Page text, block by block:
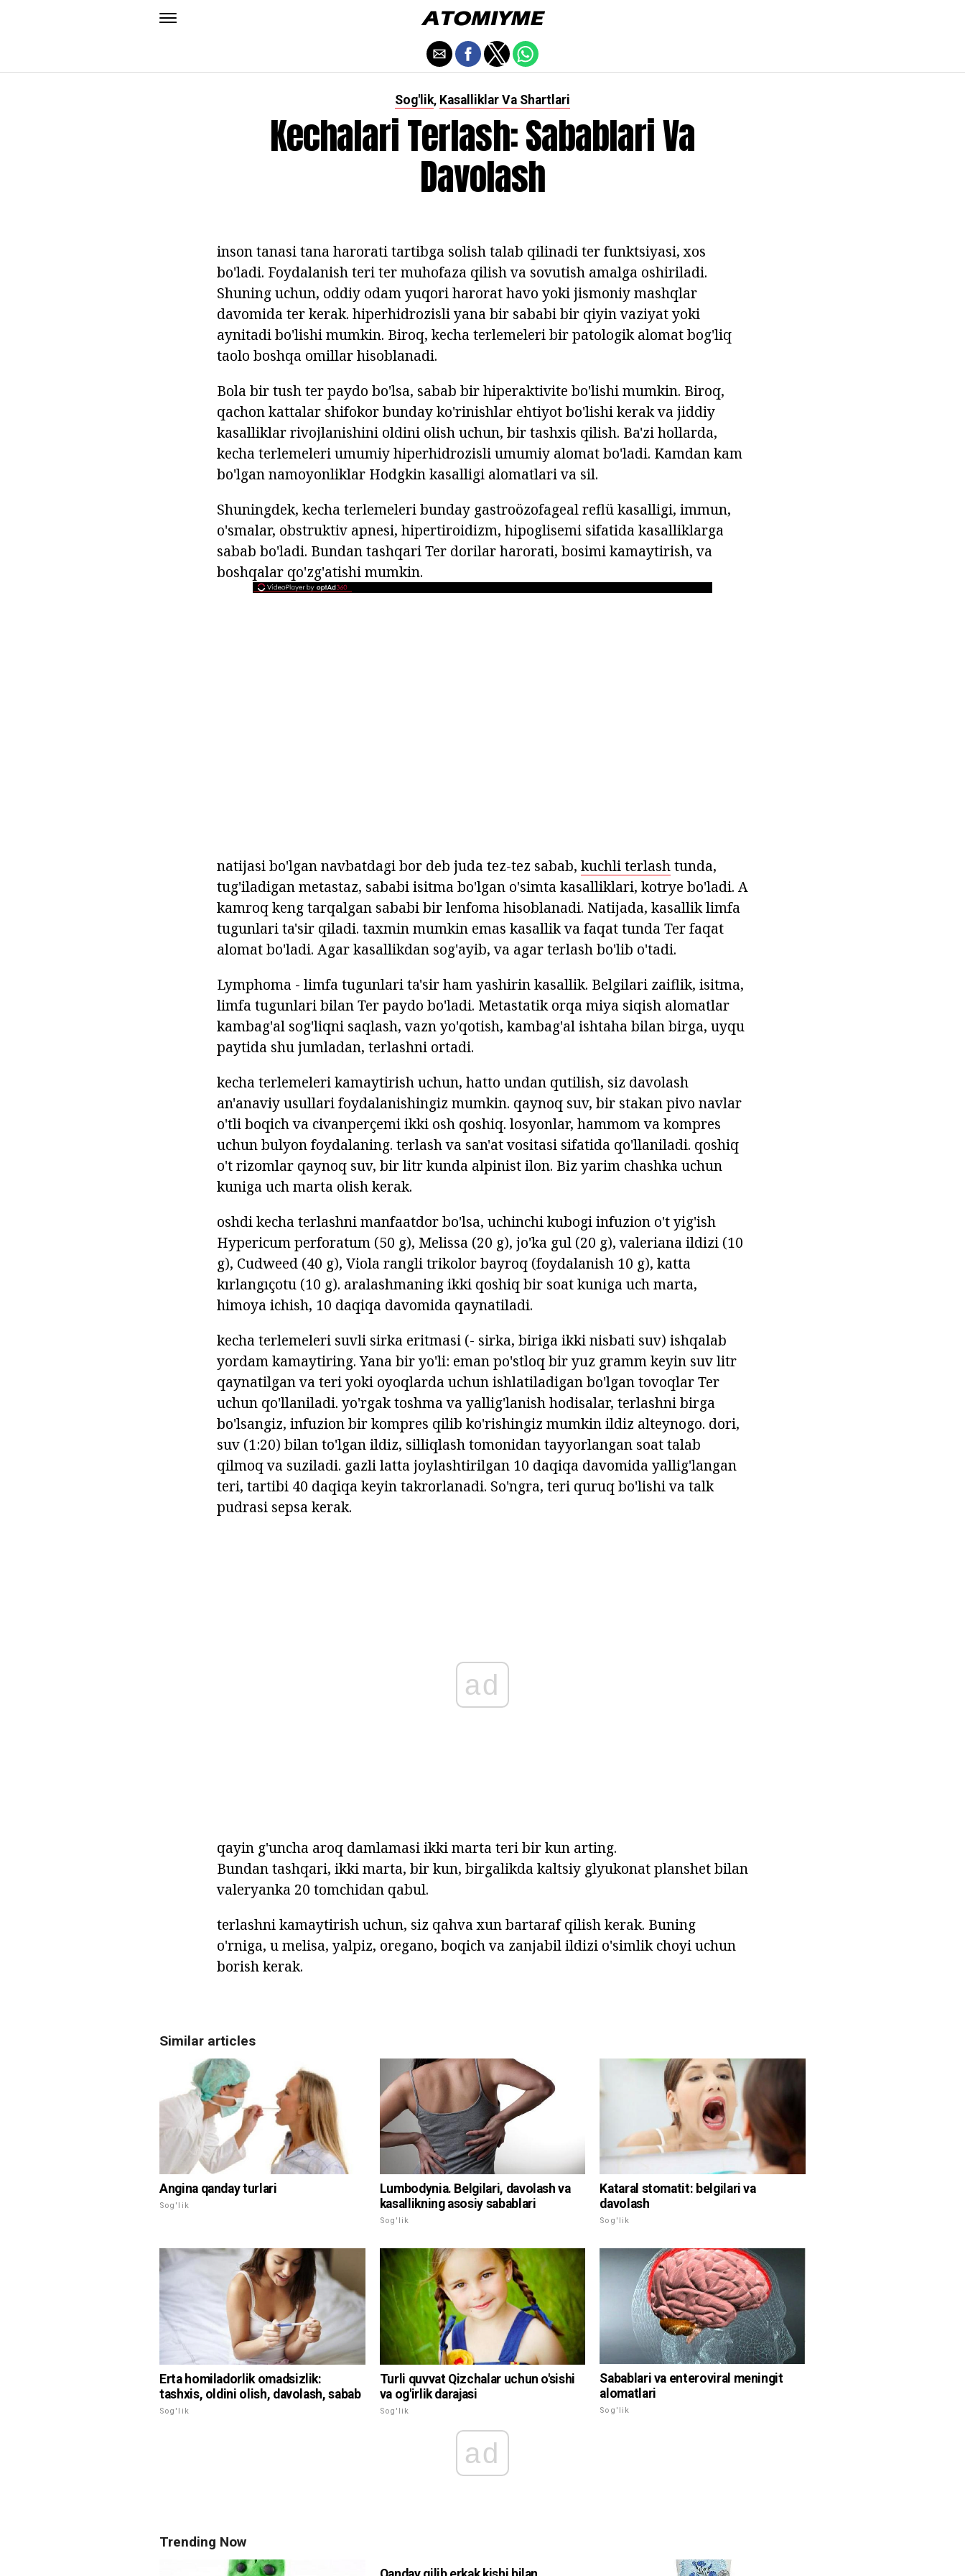
Sog'lik, Kasalliklar Va Shartlari
Kechalari Terlash: Sabablari Va
Davolash
inson tanasi tana harorati tartibga solish talab qilinadi ter funktsiyasi, xos
bo'ladi. Foydalanish teri ter muhofaza qilish va sovutish amalga oshiriladi.
Shuning uchun, oddiy odam yuqori harorat havo yoki jismoniy mashqlar
davomida ter kerak. hiperhidrozisli yana bir sababi bir qiyin vaziyat yoki
aynitadi bo'lishi mumkin. Biroq, kecha terlemeleri bir patologik alomat bog'liq
taolo boshqa omillar hisoblanadi.
Bola bir tush ter paydo bo'lsa, sabab bir hiperaktivite bo'lishi mumkin. Biroq,
qachon kattalar shifokor bunday ko'rinishlar ehtiyot bo'lishi kerak va jiddiy
kasalliklar rivojlanishini oldini olish uchun, bir tashxis qilish. Ba'zi hollarda,
kecha terlemeleri umumiy hiperhidrozisli umumiy alomat bo'ladi. Kamdan kam
bo'lgan namoyonliklar Hodgkin kasalligi alomatlari va sil.
Shuningdek, kecha terlemeleri bunday gastroözofageal reflü kasalligi, immun,
o'smalar, obstruktiv apnesi, hipertiroidizm, hipoglisemi sifatida kasalliklarga
sabab bo'ladi. Bundan tashqari Ter dorilar harorati, bosimi kamaytirish, va
boshqalar qo'zg'atishi mumkin.
natijasi bo'lgan navbatdagi bor deb juda tez-tez sabab, kuchli terlashtunda,
tug'iladigan metastaz, sababi isitma bo'lgan o'simta kasalliklari, kotrye bo'ladi. A
kamroq keng tarqalgan sababi bir lenfoma hisoblanadi. Natijada, kasallik limfa
tugunlari ta'sir qiladi. taxmin mumkin emas kasallik va faqat tunda Ter faqat
alomat bo'ladi. Agar kasallikdan sog'ayib, va agar terlash bo'lib o'tadi.
Lymphoma - limfa tugunlari ta'sir ham yashirin kasallik. Belgilari zaiflik, isitma,
limfa tugunlari bilan Ter paydo bo'ladi. Metastatik orqa miya siqish alomatlar
kambag'al sog'liqni saqlash, vazn yo'qotish, kambag'al ishtaha bilan birga, uyqu
paytida shu jumladan, terlashni ortadi.
kecha terlemeleri kamaytirish uchun, hatto undan qutilish, siz davolash
an'anaviy usullari foydalanishingiz mumkin. qaynoq suv, bir stakan pivo navlar
o'tli boqich va civanperçemi ikki osh qoshiq. losyonlar, hammom va kompres
uchun bulyon foydalaning. terlash va san'at vositasi sifatida qo'llaniladi. qoshiq
o't rizomlar qaynoq suv, bir litr kunda alpinist ilon. Biz yarim chashka uchun
kuniga uch marta olish kerak.
oshdi kecha terlashni manfaatdor bo'lsa, uchinchi kubogi infuzion o't yig'ish
Hypericum perforatum (50 g), Melissa (20 g), jo'ka gul (20 g), valeriana ildizi (10
g), Cudweed (40 g), Viola rangli trikolor bayroq (foydalanish 10 g), katta
kırlangıçotu (10 g). aralashmaning ikki qoshiq bir soat kuniga uch marta,
himoya ichish, 10 daqiqa davomida qaynatiladi.
kecha terlemeleri suvli sirka eritmasi (- sirka, biriga ikki nisbati suv) ishqalab
yordam kamaytiring. Yana bir yo'li: eman po'stloq bir yuz gramm keyin suv litr
qaynatilgan va teri yoki oyoqlarda uchun ishlatiladigan bo'lgan tovoqlar Ter
uchun qo'llaniladi. yo'rgak toshma va yallig'lanish hodisalar, terlashni birga
bo'lsangiz, infuzion bir kompres qilib ko'rishingiz mumkin ildiz alteynogo. dori,
suv (1:20) bilan to'lgan ildiz, silliqlash tomonidan tayyorlangan soat talab
qilmoq va suziladi. gazli latta joylashtirilgan 10 daqiqa davomida yallig'langan
teri, tartibi 40 daqiqa keyin takrorlanadi. So'ngra, teri quruq bo'lishi va talk
pudrasi sepsa kerak.
ad
qayin g'uncha aroq damlamasi ikki marta teri bir kun arting.
Bundan tashqari, ikki marta, bir kun, birgalikda kaltsiy glyukonat planshet bilan
valeryanka 20 tomchidan qabul.
terlashni kamaytirish uchun, siz qahva xun bartaraf qilish kerak. Buning
o'rniga, u melisa, yalpiz, oregano, boqich va zanjabil ildizi o'simlik choyi uchun
borish kerak.
Similar articles
Angina qanday turlari
Sog'lik
Lumbodynia. Belgilari, davolash va
kasallikning asosiy sabablari
Sog'lik
Kataral stomatit: belgilari va
davolash
Sog'lik
Erta homiladorlik omadsizlik:
tashxis, oldini olish, davolash, sabab
Sog'lik
Turli quvvat Qizchalar uchun o'sishi
va og'irlik darajasi
Sog'lik
Sabablari va enteroviral meningit
alomatlari
Sog'lik
ad
Trending Now